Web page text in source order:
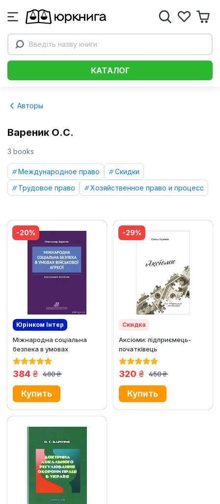
Введіть назву книги
КАТАЛОГ
Авторы
Вареник О.С.
3 books
Международное право
Скидки
Трудовое право
Хозяйственное право и процесс
Юрінком Iнтер
Эксклюзив
Міжнародна соціальна
безпека в умовах
військової агресії
-20%
480
грн.
384 грн.
Скидка
Аксіоми: підприємець-
початківець
-29%
450
грн.
320 грн.